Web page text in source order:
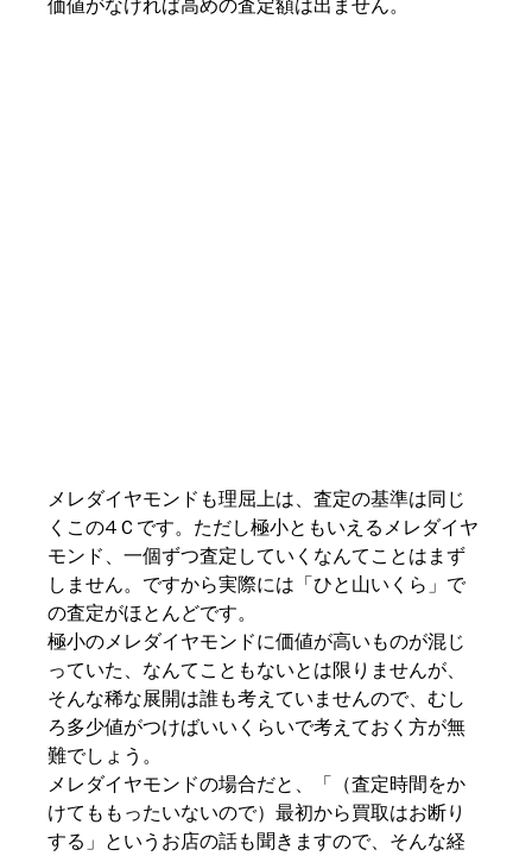
価値がなければ高めの査定額は出ません。
メレダイヤモンドも理屈上は、査定の基準は同じ
くこの4Ｃです。ただし極小ともいえるメレダイヤ
モンド、一個ずつ査定していくなんてことはまず
しません。ですから実際には「ひと山いくら」で
の査定がほとんどです。
極小のメレダイヤモンドに価値が高いものが混じ
っていた、なんてこともないとは限りませんが、
そんな稀な展開は誰も考えていませんので、むし
ろ多少値がつけばいいくらいで考えておく方が無
難でしょう。
メレダイヤモンドの場合だと、「（査定時間をか
けてももったいないので）最初から買取はお断り
する」というお店の話も聞きますので、そんな経